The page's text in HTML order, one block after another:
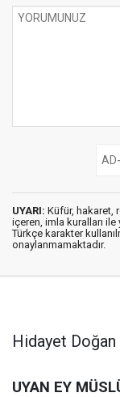
UYARI: Küfür, hakaret,
içeren, imla kuralları ile
Türkçe karakter
onaylanmamaktadır.
Hidayet
UYAN EY